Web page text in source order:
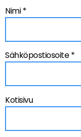
Nimi*
Sähköpostiosoite*
Kotisivu